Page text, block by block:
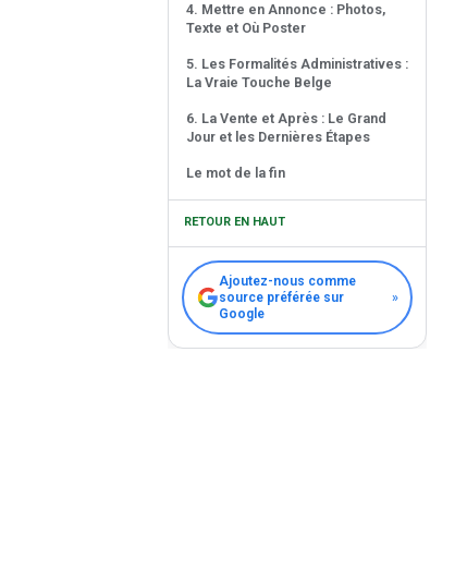
4. Mettre en Annonce : Photos,
Texte et Où Poster
5. Les Formalités Administratives :
La Vraie Touche Belge
6. La Vente et Après : Le Grand
Jour et les Dernières Étapes
Le mot de la fin
RETOUR EN HAUT
Ajoutez-nous comme
source préférée sur
Google
»